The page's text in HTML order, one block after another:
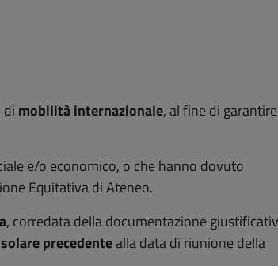
di mobilità internazionale, al fine di
e/o economico, o che hanno dovuto
Equitativa di Ateneo.
, corredata della documentazione
precedentealla data di riunione della